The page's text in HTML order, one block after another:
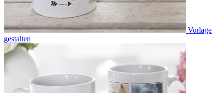
Vorlage
gestalten